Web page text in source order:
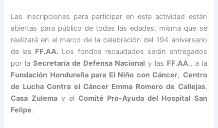
Las inscripciones para participar en esta actividad están
abiertas para público de todas las edades, misma que se
realizará en el marco de la celebración del 194 aniversario
de las FF.AA. Los fondos recaudados serán entregados
por laSecretaría de Defensa Nacional y las FF.AA., a la
Fundación Hondureña para El Niño con Cáncer, Centro
de Lucha Contra el Cáncer Emma Romero de Callejas,
Casa Zulemay elComité Pro-Ayuda del Hospital San
Felipe.